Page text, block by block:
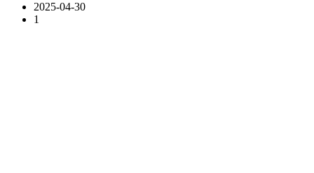
2025-04-30
1